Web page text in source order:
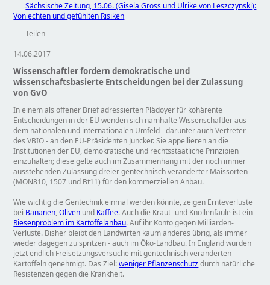
Sächsische Zeitung, 15.06. (Gisela Gross und Ulrike von Leszczynski):
Von echten und gefühlten Risiken
Teilen
14.06.2017
Wissenschaftler fordern demokratische und
wissenschaftsbasierte Entscheidungen bei der Zulassung
von GvO
In einem als offener Brief adressierten Plädoyer für kohärente
Entscheidungen in der EU wenden sich namhafte Wissenschaftler aus
dem nationalen und internationalen Umfeld - darunter auch Vertreter
des VBIO - an den EU-Präsidenten Juncker. Sie appellieren an die
Institutionen der EU, demokratische und rechtsstaatliche Prinzipien
einzuhalten; diese gelte auch im Zusammenhang mit der noch immer
ausstehenden Zulassung dreier gentechnisch veränderter Maissorten
(MON810, 1507 und Bt11) für den kommerziellen Anbau.
Wie wichtig die Gentechnik einmal werden könnte, zeigen Ernteverluste
bei Bananen,Oliven und Kaffee. Auch die Kraut- und Knollenfäule ist ein
Riesenproblem im Kartoffelanbau. Auf ihr Konto gegen Milliarden-
Verluste. Bisher bleibt den Landwirten kaum anderes übrig, als immer
wieder dagegen zu spritzen - auch im Öko-Landbau. In England wurden
jetzt endlich Freisetzungsversuche mit gentechnisch veränderten
Kartoffeln genehmigt. Das Ziel:weniger Pflanzenschutzdurch natürliche
Resistenzen gegen die Krankheit.